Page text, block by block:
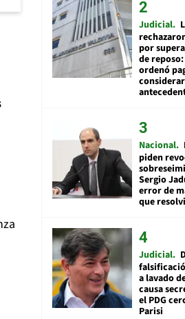
Judicial
por
de
ordenó
Nacional
piden
Sergio
error de
que
Judicial
a lavado
causa
el PDG
Parisi